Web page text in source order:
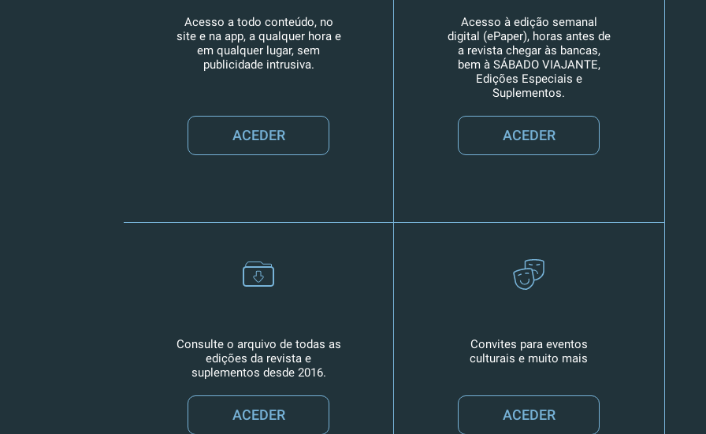
Acesso a todo conteúdo, no
site e na app, a qualquer hora e
em qualquer lugar, sem
publicidade intrusiva.
ACEDER
Acesso à edição semanal
digital (ePaper), horas antes de
a revista chegar às bancas,
bem à SÁBADO VIAJANTE,
Edições Especiais e
Suplementos.
ACEDER
Consulte o arquivo de todas as
edições da revista e
suplementos desde 2016.
ACEDER
Convites para eventos
culturais e muito mais
ACEDER